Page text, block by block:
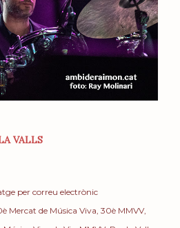
VALLS
per correu electrònic
Mercat de Música Viva 30è MMVV